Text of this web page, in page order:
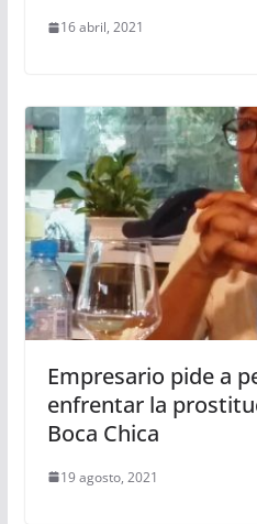
16 abril, 2021
Empresario pide a
enfrentar la
Boca Chica
19 agosto, 2021